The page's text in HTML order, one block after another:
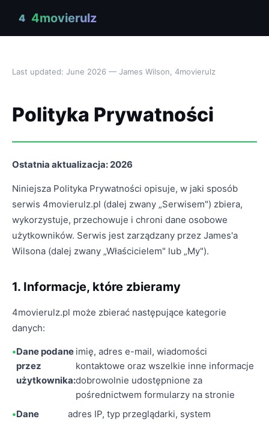
4 4movierulz
Last updated: June 2026 — James Wilson, 4movierulz
Polityka Prywatności
Ostatnia aktualizacja: 2026
Niniejsza Polityka Prywatności opisuje, w jaki sposób
serwis 4movierulz.pl (dalej zwany „Serwisem") zbiera,
wykorzystuje, przechowuje i chroni dane osobowe
użytkowników. Serwis jest zarządzany przez James'a
Wilsona (dalej zwany „Właścicielem" lub „My").
1. Informacje, które zbieramy
4movierulz.pl może zbierać następujące kategorie
danych:
Dane podane
przez
użytkownika:
imię, adres e-mail, wiadomości
kontaktowe oraz wszelkie inne informacje
dobrowolnie udostępnione za
pośrednictwem formularzy na stronie
Dane
adres IP, typ przeglądarki, system